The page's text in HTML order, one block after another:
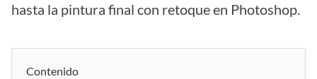
hasta la pintura final con retoque en Photoshop.
Contenido